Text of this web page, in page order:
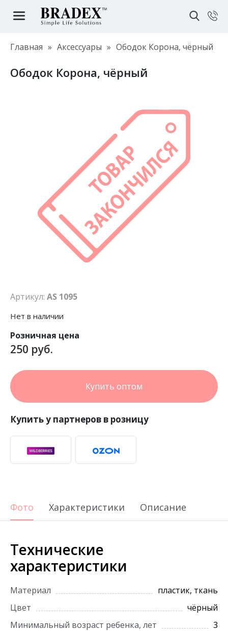
Главная » Аксессуары » Ободок Корона, чёрный
Ободок Корона, чёрный
Артикул: AS 1095
Нет в наличии
Розничная цена
250 руб.
Купить оптом
Купить у партнеров в розницу
Фото Характеристики Описание
Технические
характеристики
Материал
пластик, ткань
Цвет
чёрный
Минимальный возраст ребенка, лет
3